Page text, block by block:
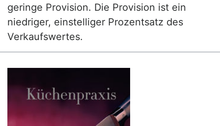
geringe Provision. Die Provision ist ein
niedriger, einstelliger Prozentsatz des
Verkaufswertes.